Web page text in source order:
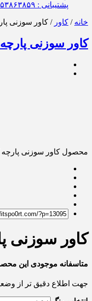
پشتیبانی : ٠٩٣۵٣٨۶٣٨۵٩
خانه / کاور / کاور سوزنی
کاور سوزنی
محصول کاور سوزنی پارچه
کاور سوزنی
متاسفانه موجودی این
جهت اطلاع دقیق تر از